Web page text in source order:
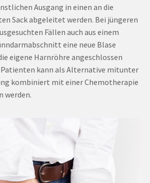
Ausgang in einen an die
Sack abgeleitet werden. Bei jüngeren
Fällen auch aus einem
eine neue Blase
eigene Harnröhre angeschlossen
kann als Alternative mitunter
kombiniert mit einer Chemotherapie
werden.